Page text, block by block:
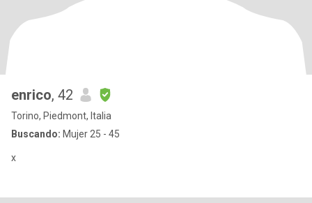
enrico, 42
Torino, Piedmont, Italia
Buscando: Mujer 25 - 45
x